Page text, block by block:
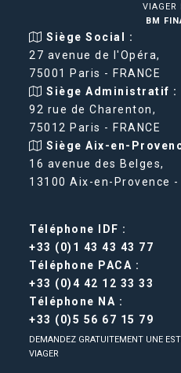
VIAGER
BM
Siège Social :
27 avenue de l'Opéra,
75001 Paris - FRANCE
Siège Administratif :
92 rue de Charenton,
75012 Paris - FRANCE
Siège Aix-en-
16 avenue des Belges,
13100 Aix-en-Provence -
Téléphone IDF :
+33 (0)1 43 43 43 77
Téléphone PACA :
+33 (0)4 42 12 33 33
Téléphone NA :
+33 (0)5 56 67 15 79
DEMANDEZ GRATUITEMENT UNE
VIAGER